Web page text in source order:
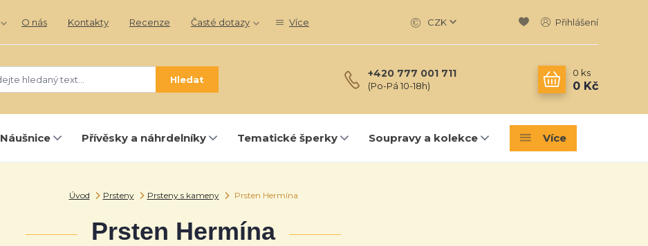
O nás Kontakty Recenze Časté dotazy Více CZK Přihlášení
Hledat +420 777 001 711
(Po-Pá 10-18h)
0 ks
0 Kč
Náušnice Přívěsky a náhrdelníky Tematické šperky Soupravy a kolekce Více
Úvod Prsteny Prsteny s kameny Prsten Hermína
Prsten Hermína